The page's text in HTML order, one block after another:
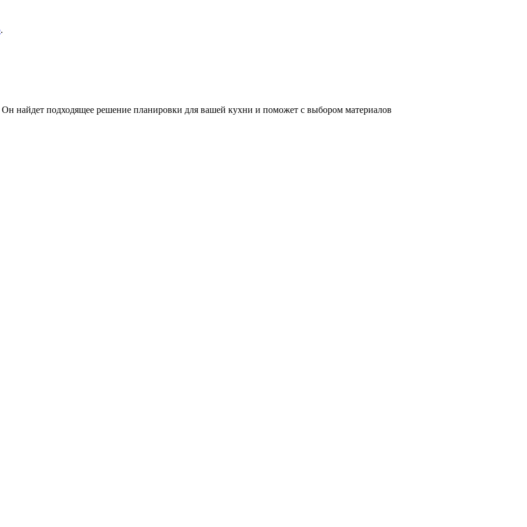
.
найдет подходящее решение планировки для вашей кухни и поможет с выбором материалов